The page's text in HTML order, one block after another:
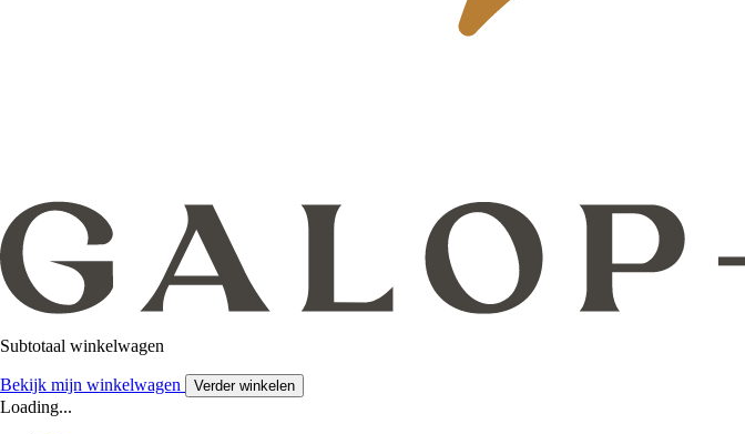
Subtotaal winkelwagen
Bekijk mijn winkelwagen Verder winkelen
Loading...